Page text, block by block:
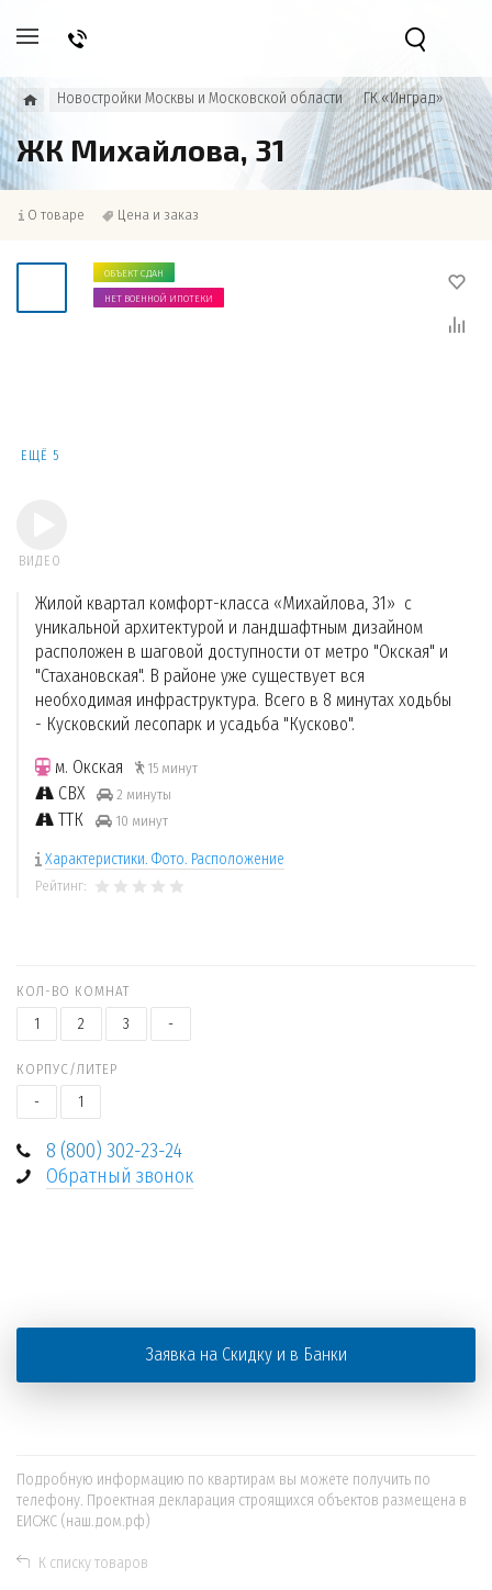
Новостройки Москвы и Московской области ГК «Инград»
ЖК Михайлова, 31
О товаре Цена и заказ
ЕЩЁ 5
ВИДЕО
ОБЪЕКТ СДАН
НЕТ ВОЕННОЙ ИПОТЕКИ
Жилой квартал комфорт-класса «Михайлова, 31» с
уникальной архитектурой и ландшафтным дизайном
расположен в шаговой доступности от метро "Окская" и
"Стахановская". В районе уже существует вся
необходимая инфраструктура. Всего в 8 минутах ходьбы
- Кусковский лесопарк и усадьба "Кусково".
м. Окская 15 минут
СВХ 2 минуты
ТТК 10 минут
Характеристики. Фото. Расположение
Рейтинг:
КОЛ-ВО КОМНАТ
1 2 3 -
КОРПУС/ЛИТЕР
- 1
8 (800) 302-23-24
Обратный звонок
Заявка на Скидку и в Банки
Подробную информацию по квартирам вы можете получить по
телефону. Проектная декларация строящихся объектов размещена в
ЕИСЖС (наш.дом.рф)
К списку товаров